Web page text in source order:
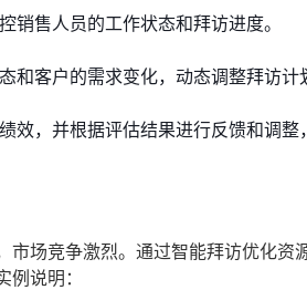
销售人员的工作状态和拜访进度。
和客户的需求变化，动态调整拜访计
效，并根据评估结果进行反馈和调整
场竞争激烈。通过智能拜访优化资
说明：